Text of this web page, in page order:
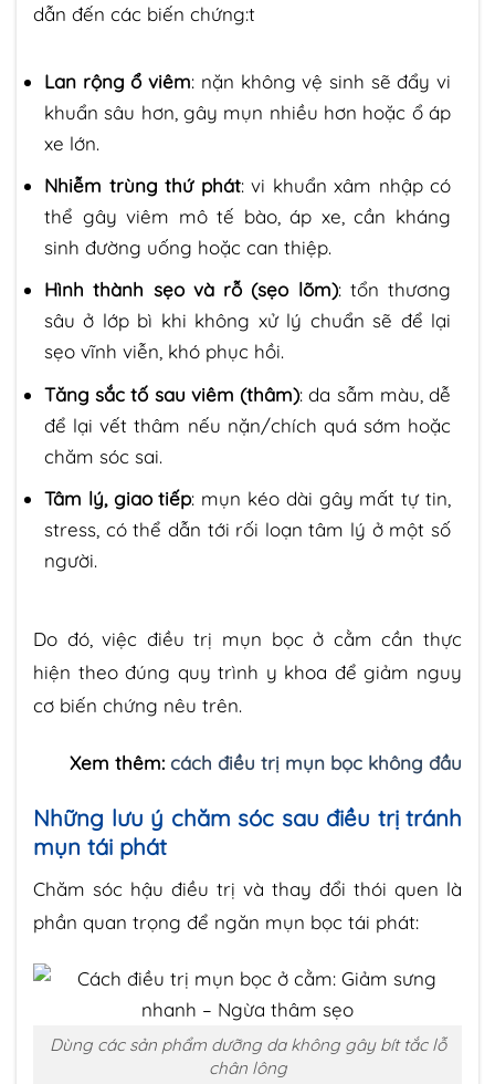
dẫn đến các biến chứng:t
Lan rộng ổ viêm: nặn không vệ sinh sẽ đẩy vi
khuẩn sâu hơn, gây mụn nhiều hơn hoặc ổ áp
xe lớn.
Nhiễm trùng thứ phát: vi khuẩn xâm nhập có
thể gây viêm mô tế bào, áp xe, cần kháng
sinh đường uống hoặc can thiệp.
Hình thành sẹo và rỗ (sẹo lõm): tổn thương
sâu ở lớp bì khi không xử lý chuẩn sẽ để lại
sẹo vĩnh viễn, khó phục hồi.
Tăng sắc tố sau viêm (thâm): da sẫm màu, dễ
để lại vết thâm nếu nặn/chích quá sớm hoặc
chăm sóc sai.
Tâm lý, giao tiếp: mụn kéo dài gây mất tự tin,
stress, có thể dẫn tới rối loạn tâm lý ở một số
người.
Do đó, việc điều trị mụn bọc ở cằm cần thực
hiện theo đúng quy trình y khoa để giảm nguy
cơ biến chứng nêu trên.
Xem thêm: cách điều trị mụn bọc không đầu
Những lưu ý chăm sóc sau điều trị tránh
mụn tái phát
Chăm sóc hậu điều trị và thay đổi thói quen là
phần quan trọng để ngăn mụn bọc tái phát:
Dùng các sản phẩm dưỡng da không gây bít tắc lỗ
chân lông